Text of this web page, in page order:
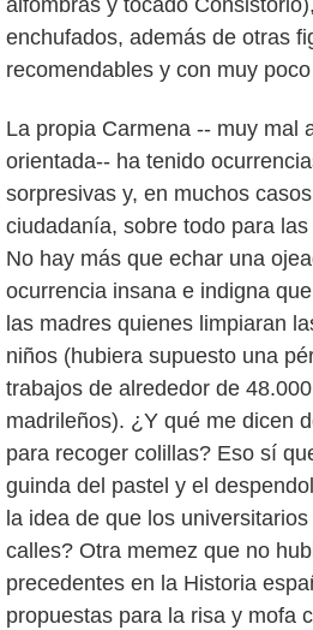
alfombras y tocado
enchufados, además de otras
recomendables y con muy
La propia Carmena -- muy mal
orientada-- ha tenido
sorpresivas y, en muchos
ciudadanía, sobre todo para
No hay más que echar una
ocurrencia insana e indigna
las madres quienes limpiaran
niños (hubiera supuesto una
trabajos de alrededor de
madrileños). ¿Y qué me dicen
para recoger colillas? Eso sí
guinda del pastel y el
la idea de que los
calles? Otra memez que no
precedentes en la Historia
propuestas para la risa y mofa